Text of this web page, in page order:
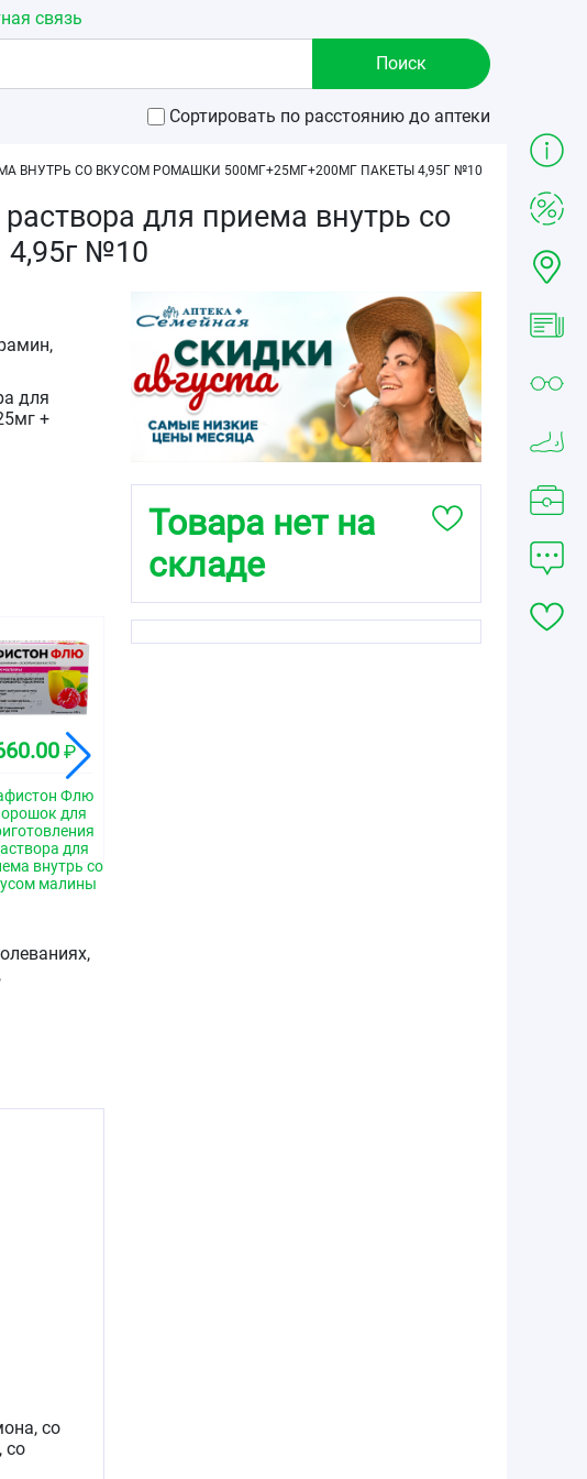
связь
Сортировать по расстоянию до аптеки
СО ВКУСОМ РОМАШКИ 500МГ+25МГ+200МГ ПАКЕТЫ 4,95Г №10
для приема внутрь со
4,95г №10
для
+
₽
Флю
для
для
внутрь со
малины
со
со
Товара нет на
складе